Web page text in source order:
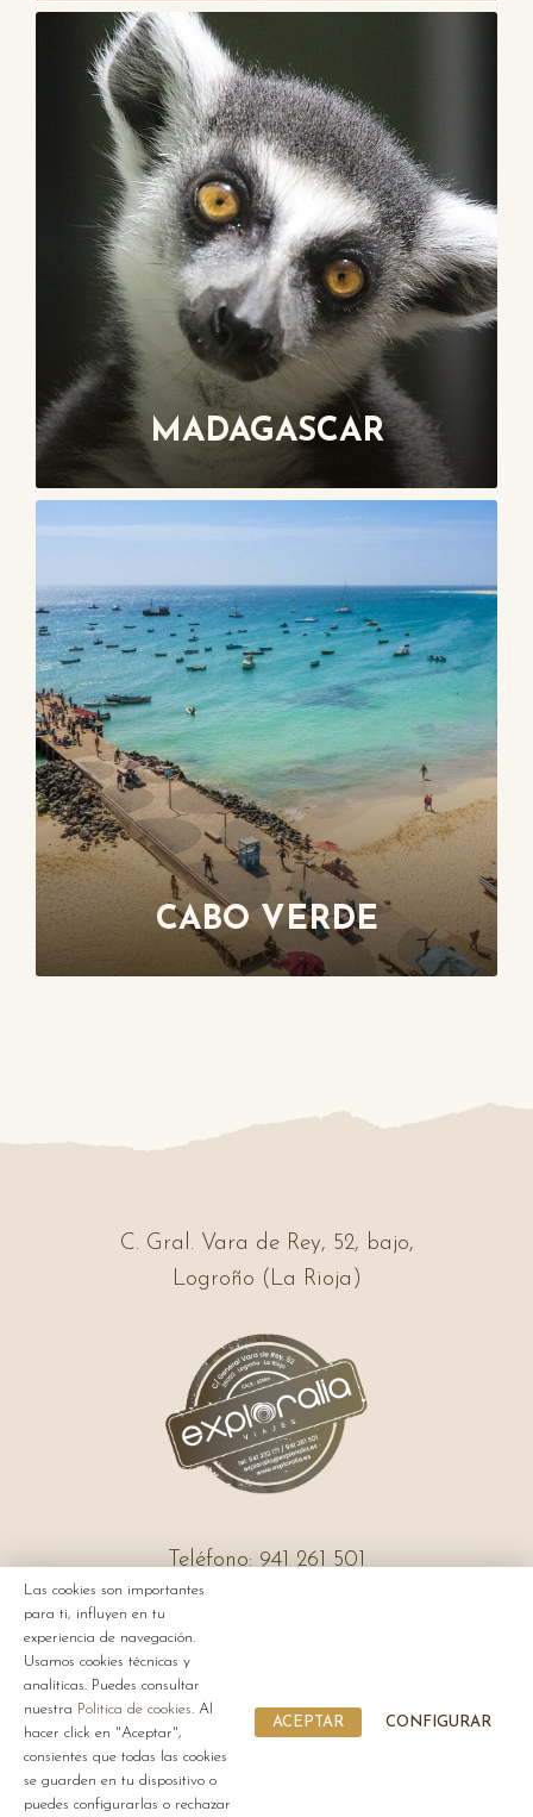
MADAGASCAR
CABO VERDE
C. Gral. Vara de Rey, 52, bajo,
Logroño (La Rioja)
Teléfono: 941 261 501
Email: exploralia@exploralia.es
Política de privacidad
Desarrollado por Verkia
Instagram
Las cookies son importantes
para ti, influyen en tu
experiencia de navegación.
Usamos cookies técnicas y
analíticas. Puedes consultar
nuestra Política de cookies. Al
hacer click en "Aceptar",
consientes que todas las cookies
se guarden en tu dispositivo o
puedes configurarlas o rechazar
ACEPTAR CONFIGURAR